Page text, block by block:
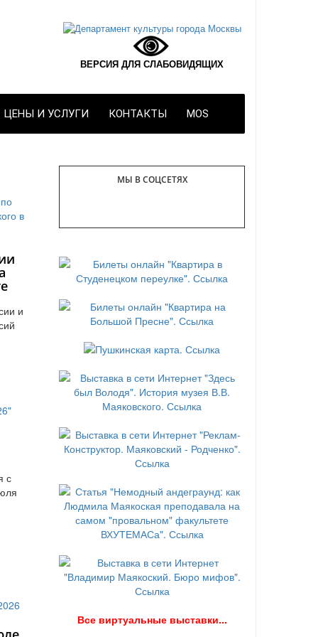
ВЕРСИЯ ДЛЯ СЛАБОВИДЯЩИХ
ЦЕНЫ И УСЛУГИ КОНТАКТЫ MOS
и
с
МЫ В СОЦСЕТЯХ
Все виртуальные выставки...